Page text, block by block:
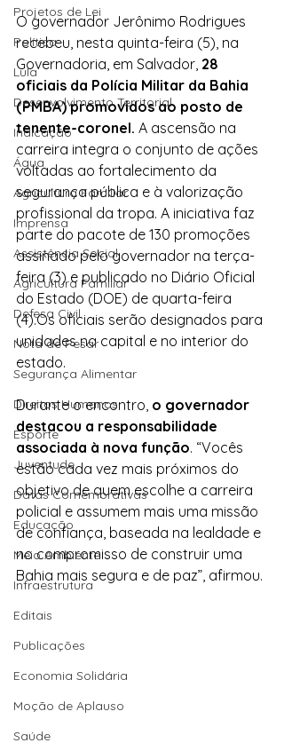
Projetos de Lei
Política
Lula
Desenvolvimento Territorial
Indicação
Água
Agricultura Familiar
Imprensa
Assistência Social
Agricultura Familiar
Defesa Civil
Nota de Pesar
Segurança Alimentar
Direitos Humanos
Esporte
Juventude
Datas Comemorativas
Educação
Meio Ambiente
Infraestrutura
Editais
Publicações
Economia Solidária
Moção de Aplauso
Saúde
O governador Jerônimo Rodrigues
recebeu, nesta quinta-feira (5), na
Governadoria, em Salvador, 28
oficiais da Polícia Militar da Bahia
(PMBA) promovidos ao posto de
tenente-coronel. A ascensão na
carreira integra o conjunto de ações
voltadas ao fortalecimento da
segurança pública e à valorização
profissional da tropa. A iniciativa faz
parte do pacote de 130 promoções
assinado pelo governador na terça-
feira (3) e publicado no Diário Oficial
do Estado (DOE) de quarta-feira
(4).Os oficiais serão designados para
unidades na capital e no interior do
estado.
Durante o encontro, o governador
destacou a responsabilidade
associada à nova função. “Vocês
estão cada vez mais próximos do
objetivo de quem escolhe a carreira
policial e assumem mais uma missão
de confiança, baseada na lealdade e
no compromisso de construir uma
Bahia mais segura e de paz”, afirmou.